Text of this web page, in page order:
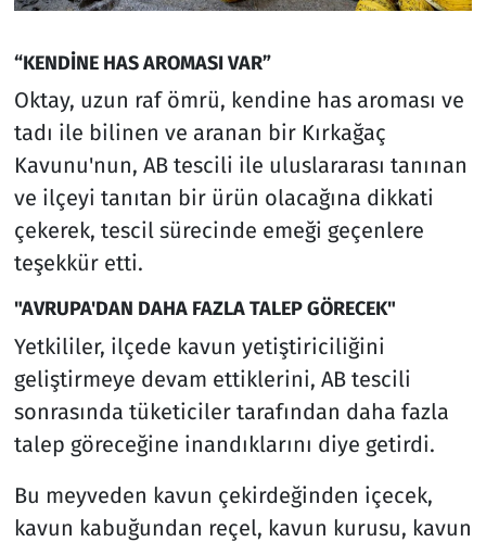
“KENDİNE HAS AROMASI VAR”
Oktay, uzun raf ömrü, kendine has aroması ve
tadı ile bilinen ve aranan bir Kırkağaç
Kavunu'nun, AB tescili ile uluslararası tanınan
ve ilçeyi tanıtan bir ürün olacağına dikkati
çekerek, tescil sürecinde emeği geçenlere
teşekkür etti.
"AVRUPA'DAN DAHA FAZLA TALEP GÖRECEK"
Yetkililer, ilçede kavun yetiştiriciliğini
geliştirmeye devam ettiklerini, AB tescili
sonrasında tüketiciler tarafından daha fazla
talep göreceğine inandıklarını diye getirdi.
Bu meyveden kavun çekirdeğinden içecek,
kavun kabuğundan reçel, kavun kurusu, kavun